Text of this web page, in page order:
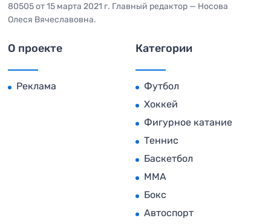
80505 от 15 марта 2021 г. Главный редактор — Носова
Олеся Вячеславовна.
О проекте
Реклама
Категории
Футбол
Хоккей
Фигурное катание
Теннис
Баскетбол
MMA
Бокс
Автоспорт